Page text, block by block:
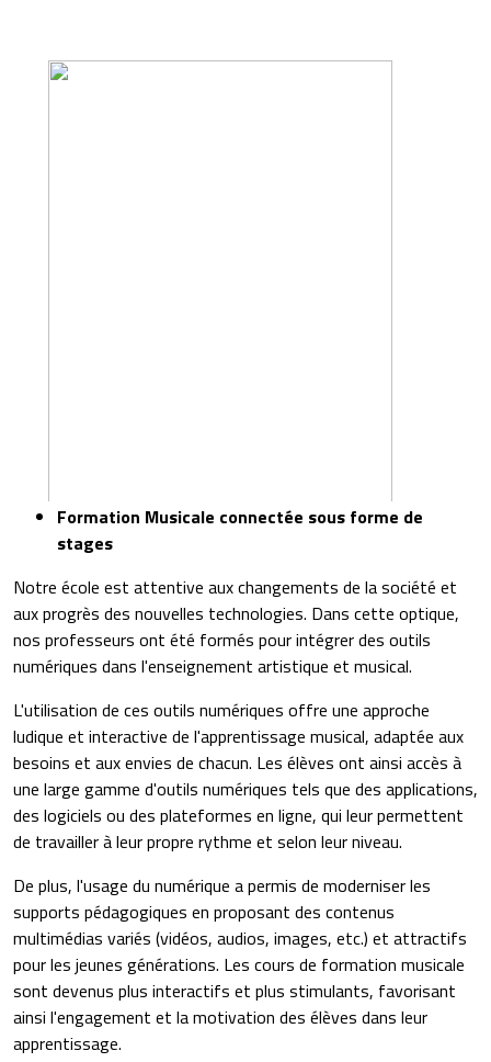
Formation Musicale connectée sous forme de
stages
Notre école est attentive aux changements de la société et
aux progrès des nouvelles technologies. Dans cette optique,
nos professeurs ont été formés pour intégrer des outils
numériques dans l'enseignement artistique et musical.
L'utilisation de ces outils numériques offre une approche
ludique et interactive de l'apprentissage musical, adaptée aux
besoins et aux envies de chacun. Les élèves ont ainsi accès à
une large gamme d'outils numériques tels que des applications,
des logiciels ou des plateformes en ligne, qui leur permettent
de travailler à leur propre rythme et selon leur niveau.
De plus, l'usage du numérique a permis de moderniser les
supports pédagogiques en proposant des contenus
multimédias variés (vidéos, audios, images, etc.) et attractifs
pour les jeunes générations. Les cours de formation musicale
sont devenus plus interactifs et plus stimulants, favorisant
ainsi l'engagement et la motivation des élèves dans leur
apprentissage.